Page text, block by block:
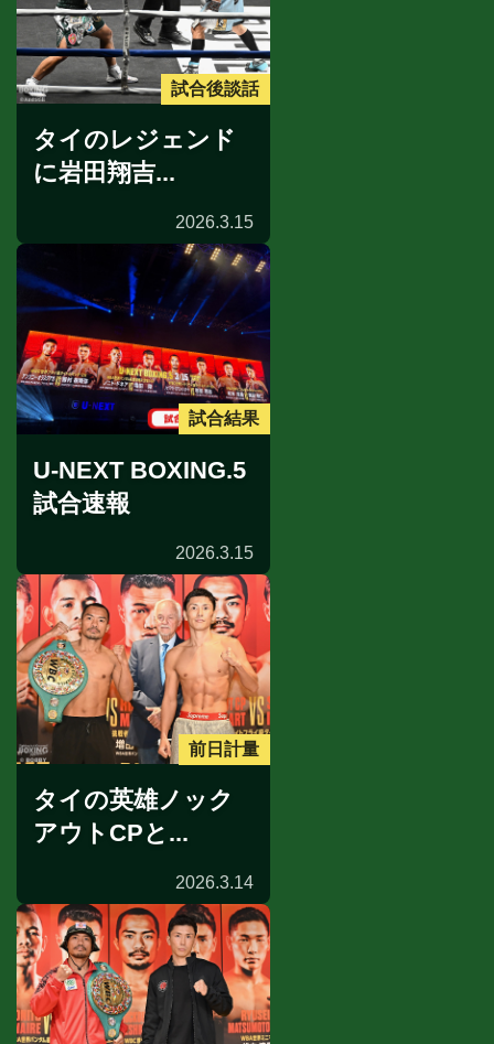
試合後談話
タイのレジェンド
に岩田翔吉...
2026.3.15
試合結果
U-NEXT BOXING.5
試合速報
2026.3.15
前日計量
タイの英雄ノック
アウトCPと...
2026.3.14